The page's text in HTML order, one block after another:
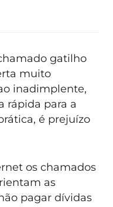
gatilho
muito
inadimplente,
rápida para a
é prejuízo
os chamados
as
pagar dívidas